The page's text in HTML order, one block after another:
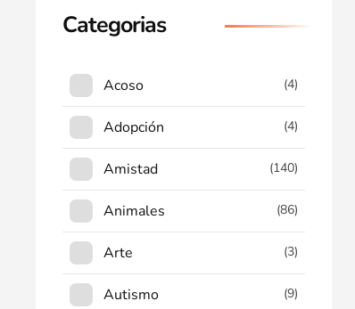
Categorias
Acoso (4)
Adopción (4)
Amistad (140)
Animales (86)
Arte (3)
Autismo (9)